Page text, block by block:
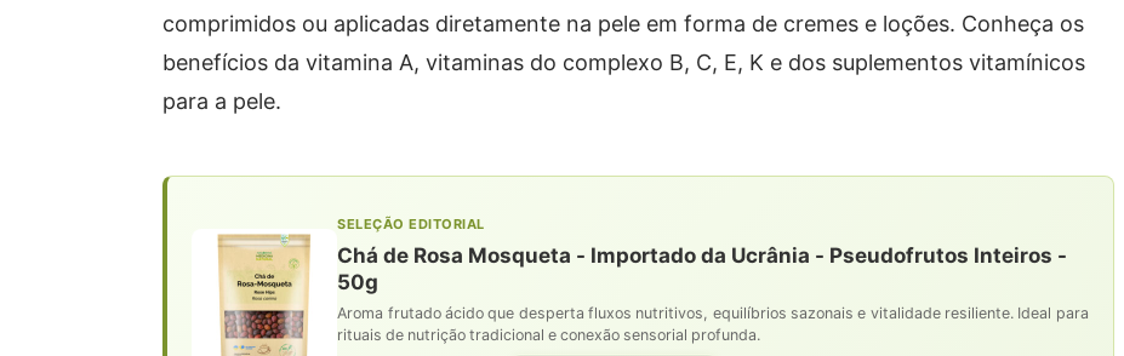
comprimidos ou aplicadas diretamente na pele em forma de cremes e loções. Conheça os
benefícios da vitamina A, vitaminas do complexo B, C, E, K e dos suplementos vitamínicos
para a pele.
SELEÇÃO EDITORIAL
Chá de Rosa Mosqueta - Importado da Ucrânia - Pseudofrutos Inteiros -
50g
Aroma frutado ácido que desperta fluxos nutritivos, equilíbrios sazonais e vitalidade resiliente. Ideal para
rituais de nutrição tradicional e conexão sensorial profunda.